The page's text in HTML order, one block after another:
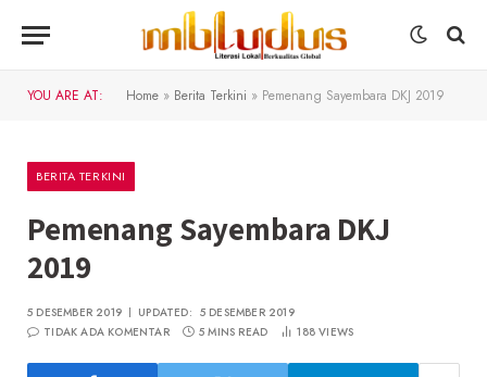
YOU ARE AT: Home » Berita Terkini » Pemenang Sayembara DKJ 2019
BERITA TERKINI
Pemenang Sayembara DKJ
2019
5 DESEMBER 2019 UPDATED: 5 DESEMBER 2019
TIDAK ADA KOMENTAR
5 MINS READ 188VIEWS